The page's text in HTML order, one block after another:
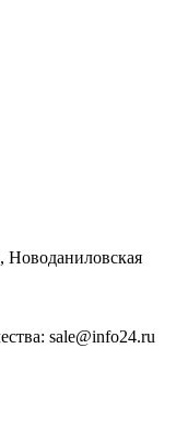
Новоданиловская
sale@info24.ru